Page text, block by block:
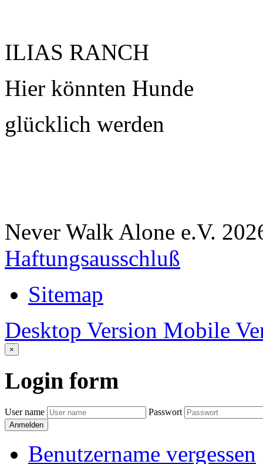
ILIAS RANCH
Hier könnten Hunde
glücklich werden
Never Walk Alone e.V.
Haftungsausschluß
Sitemap
Desktop Version Mobile
×
Login form
User name Passwort
Anmelden
Benutzername vergessen